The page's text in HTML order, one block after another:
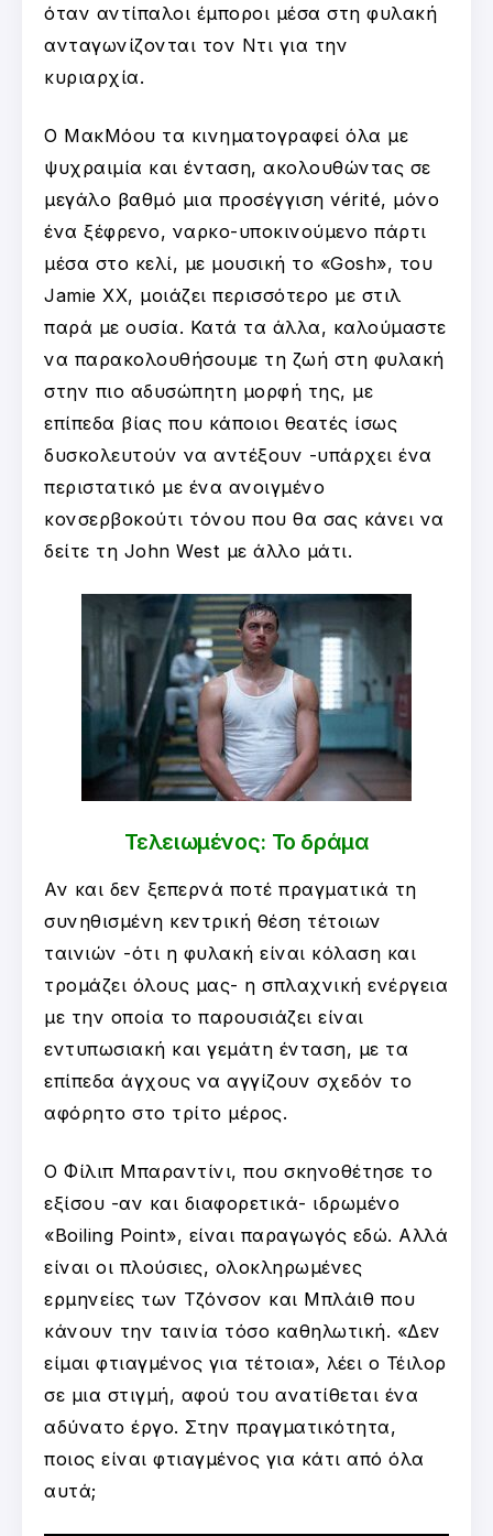
όταν αντίπαλοι έμποροι μέσα στη φυλακή
ανταγωνίζονται τον Ντι για την
κυριαρχία.
Ο ΜακΜόου τα κινηματογραφεί όλα με
ψυχραιμία και ένταση, ακολουθώντας σε
μεγάλο βαθμό μια προσέγγιση vérité, μόνο
ένα ξέφρενο, ναρκο-υποκινούμενο πάρτι
μέσα στο κελί, με μουσική το «Gosh», του
Jamie XX, μοιάζει περισσότερο με στιλ
παρά με ουσία. Κατά τα άλλα, καλούμαστε
να παρακολουθήσουμε τη ζωή στη φυλακή
στην πιο αδυσώπητη μορφή της, με
επίπεδα βίας που κάποιοι θεατές ίσως
δυσκολευτούν να αντέξουν -υπάρχει ένα
περιστατικό με ένα ανοιγμένο
κονσερβοκούτι τόνου που θα σας κάνει να
δείτε τη John West με άλλο μάτι.
Τελειωμένος: Το δράμα
Αν και δεν ξεπερνά ποτέ πραγματικά τη
συνηθισμένη κεντρική θέση τέτοιων
ταινιών -ότι η φυλακή είναι κόλαση και
τρομάζει όλους μας- η σπλαχνική ενέργεια
με την οποία το παρουσιάζει είναι
εντυπωσιακή και γεμάτη ένταση, με τα
επίπεδα άγχους να αγγίζουν σχεδόν το
αφόρητο στο τρίτο μέρος.
Ο Φίλιπ Μπαραντίνι, που σκηνοθέτησε το
εξίσου -αν και διαφορετικά- ιδρωμένο
«Boiling Point», είναι παραγωγός εδώ. Αλλά
είναι οι πλούσιες, ολοκληρωμένες
ερμηνείες των Τζόνσον και Μπλάιθ που
κάνουν την ταινία τόσο καθηλωτική. «Δεν
είμαι φτιαγμένος για τέτοια», λέει ο Τέιλορ
σε μια στιγμή, αφού του ανατίθεται ένα
αδύνατο έργο. Στην πραγματικότητα,
ποιος είναι φτιαγμένος για κάτι από όλα
αυτά;